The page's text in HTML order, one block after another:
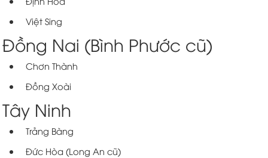
Việt Sing
Đồng Nai (Bình Phước cũ)
Chơn Thành
Đồng Xoài
Tây Ninh
Trảng Bàng
Đức Hòa (Long An cũ)